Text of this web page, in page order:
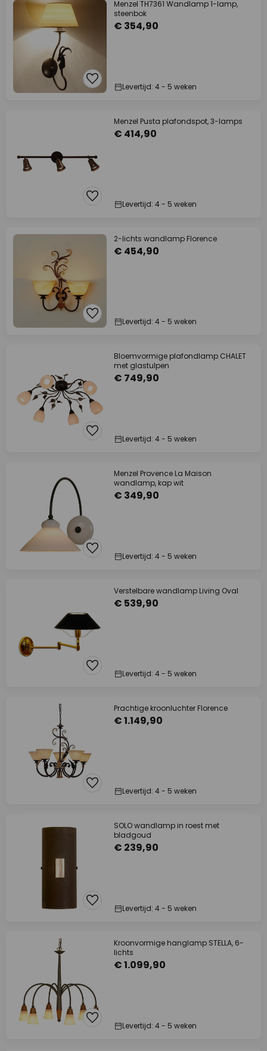
Menzel TH7361 Wandlamp 1-lamp,
steenbok
€ 354,90
Levertijd: 4 - 5 weken
Menzel Pusta plafondspot, 3-lamps
€ 414,90
Levertijd: 4 - 5 weken
2-lichts wandlamp Florence
€ 454,90
Levertijd: 4 - 5 weken
Bloemvormige plafondlamp CHALET
met glastulpen
€ 749,90
Levertijd: 4 - 5 weken
Menzel Provence La Maison
wandlamp, kap wit
€ 349,90
Levertijd: 4 - 5 weken
Verstelbare wandlamp Living Oval
€ 539,90
Levertijd: 4 - 5 weken
Prachtige kroonluchter Florence
€ 1.149,90
Levertijd: 4 - 5 weken
SOLO wandlamp in roest met
bladgoud
€ 239,90
Levertijd: 4 - 5 weken
Kroonvormige hanglamp STELLA, 6-
lichts
€ 1.099,90
Levertijd: 4 - 5 weken